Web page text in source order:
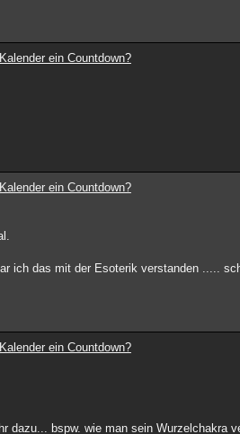
ein Countdown?
ein Countdown?
ich das mit der Esoterik verstanden .....
ein Countdown?
dazu... bspw. wie man sein Wurzelchakra